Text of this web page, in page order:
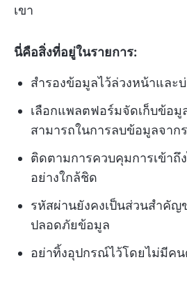
เขา
นี่คือสิ่งที่อยู่ในรายการ:
สำรองข้อมูลไว้ล่วงหน้าและ
เลือกแพลตฟอร์มจัดเก็บข้อ
สามารถในการลบข้อมูลจาก
ติดตามการควบคุมการเข้าถึ
อย่างใกล้ชิด
รหัสผ่านยังคงเป็นส่วนสำคัญ
ปลอดภัยข้อมูล
อย่าทิ้งอุปกรณ์ไว้โดยไม่มีค